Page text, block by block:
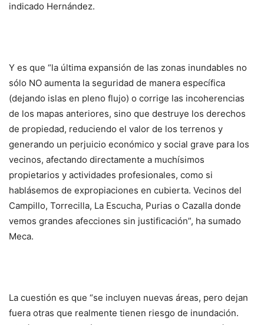
indicado Hernández.
Y es que “la última expansión de las zonas inundables no
sólo NO aumenta la seguridad de manera específica
(dejando islas en pleno flujo) o corrige las incoherencias
de los mapas anteriores, sino que destruye los derechos
de propiedad, reduciendo el valor de los terrenos y
generando un perjuicio económico y social grave para los
vecinos, afectando directamente a muchísimos
propietarios y actividades profesionales, como si
hablásemos de expropiaciones en cubierta. Vecinos del
Campillo, Torrecilla, La Escucha, Purias o Cazalla donde
vemos grandes afecciones sin justificación”, ha sumado
Meca.
La cuestión es que “se incluyen nuevas áreas, pero dejan
fuera otras que realmente tienen riesgo de inundación.